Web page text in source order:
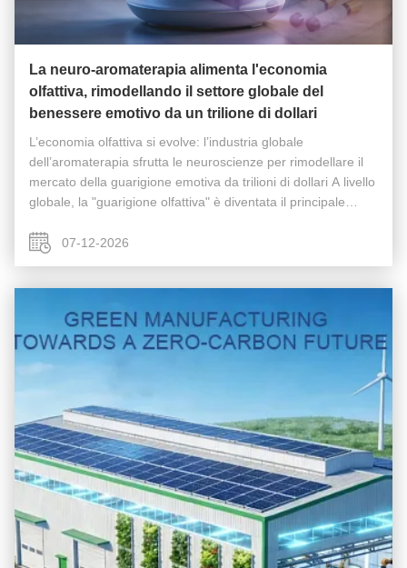
La neuro-aromaterapia alimenta l'economia
olfattiva, rimodellando il settore globale del
benessere emotivo da un trilione di dollari
L’economia olfattiva si evolve: l’industria globale
dell’aromaterapia sfrutta le neuroscienze per rimodellare il
mercato della guarigione emotiva da trilioni di dollari A livello
globale, la "guarigione olfattiva" è diventata il principale
07-12-2026